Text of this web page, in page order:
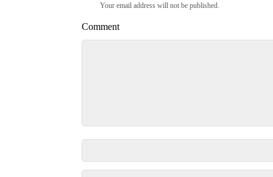
Your email address will not be published.
Comment